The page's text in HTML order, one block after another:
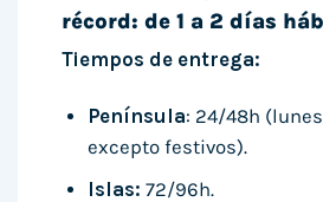
récord: de 1 a 2 días
Tiempos de entrega:
Península: 24/48h
excepto festivos).
Islas: 72/96h.